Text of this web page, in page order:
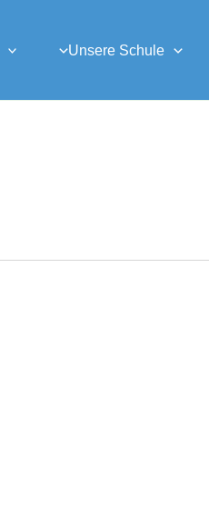
Unsere Schule